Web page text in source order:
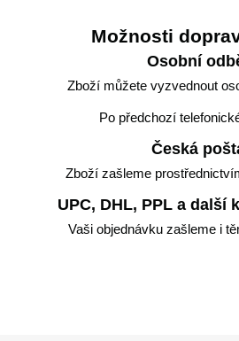
Možnosti
Osobní
Zboží můžete vyzvednout
Po předchozí
Česká
Zboží zašleme
UPC, DHL, PPL a další
Vaši objednávku zašleme i